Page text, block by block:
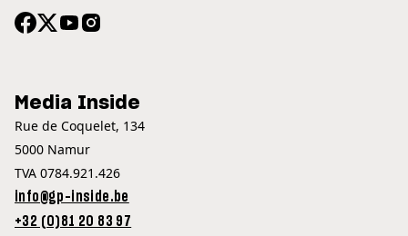
Media Inside
Rue de Coquelet, 134
5000 Namur
TVA 0784.921.426
info@gp-inside.be
+32 (0)81 20 83 97